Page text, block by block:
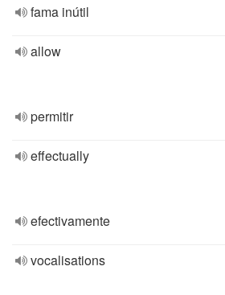
fama inútil
allow
permitir
effectually
efectivamente
vocalisations